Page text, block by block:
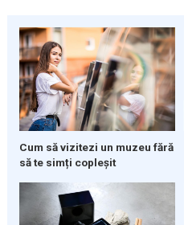
Cum să vizitezi un muzeu fără
să te simți copleșit